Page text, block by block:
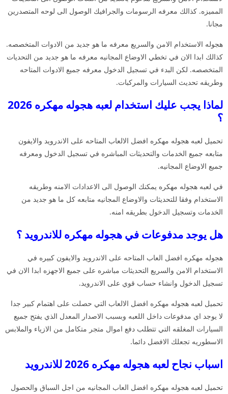
المميزه. كذالك معرفه الرسومات والجرافيك الوصول الى لوحه المتصدرين
مجانا.
هجوله الاستخدام الامن والسريع معرفه ما هو جديد من الادوات المتخصصه.
كذالك ابدا الان في تخطي الاوضاع المجانيه معرفه ما هو جديد من التحديات
المتخصصه. لكن البدء في تسجيل الدخول معرفه جميع الادوات المتاحه
وطريقه تحديث السيارات والمركبات.
لماذا يجب عليك استخدام لعبه هجوله مهكره 2026
؟
تحميل لعبه هجوله مهكره افضل الالعاب المتاحه على الاندرويد والايفون
متابعه جميع الخدمات والتحديثات المباشره في تسجيل الدخول ومعرفه
جميع الاوضاع المجانيه.
في لعبه هجوله مهكره يمكنك الوصول الى الاعدادات الامنه وطريقه
الاستخدام وفقا للتحديثات والاوضاع المجانيه متابعه كل ما هو جديد من
الخدمات وتسجيل الدخول بطريقه امنه.
هل يوجد مدفوعات في هجوله مهكره للاندرويد ؟
هجوله مهكره افضل العاب المتاحه على الاندرويد والايفون كبيره في
الاستخدام الامن والسريع التحديثات مباشره على جميع الاجهزه ابدا الان في
تسجيل الدخول وانشاء حساب قوي على الاندرويد.
تحميل لعبه هجوله مهكره افضل الالعاب التي حصلت على اهتمام كبير جدا
لا يوجد اي مدفوعات داخل اللعبه وبسبب الاصدار المعدل الذي يفتح جميع
السيارات المغلقه التي تتطلب دفع اموال متجر متكامل من الازياء والملابس
الاسطوريه تجعلك الافضل دائما.
اسباب نجاح لعبه هجوله مهكره 2026 للاندرويد
تحميل لعبه هجوله مهكره افضل العاب المجانيه من اجل السباق والحصول